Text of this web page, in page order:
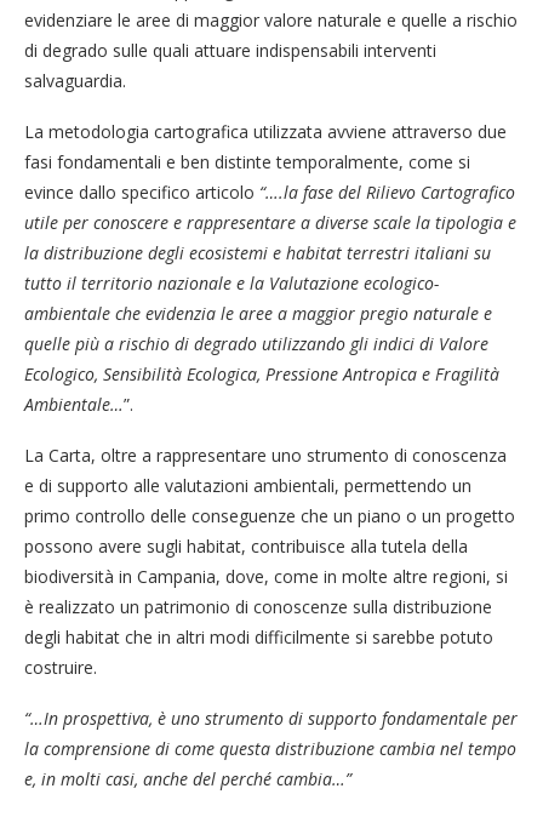
evidenziare le aree di maggior valore naturale e quelle a rischio
di degrado sulle quali attuare indispensabili interventi
salvaguardia.
La metodologia cartografica utilizzata avviene attraverso due
fasi fondamentali e ben distinte temporalmente, come si
evince dallo specifico articolo “….la fase del Rilievo Cartografico
utile per conoscere e rappresentare a diverse scale la tipologia e
la distribuzione degli ecosistemi e habitat terrestri italiani su
tutto il territorio nazionale e la Valutazione ecologico-
ambientale che evidenzia le aree a maggior pregio naturale e
quelle più a rischio di degrado utilizzando gli indici di Valore
Ecologico, Sensibilità Ecologica, Pressione Antropica e Fragilità
Ambientale…”.
La Carta, oltre a rappresentare uno strumento di conoscenza
e di supporto alle valutazioni ambientali, permettendo un
primo controllo delle conseguenze che un piano o un progetto
possono avere sugli habitat, contribuisce alla tutela della
biodiversità in Campania, dove, come in molte altre regioni, si
è realizzato un patrimonio di conoscenze sulla distribuzione
degli habitat che in altri modi difficilmente si sarebbe potuto
costruire.
“…In prospettiva, è uno strumento di supporto fondamentale per
la comprensione di come questa distribuzione cambia nel tempo
e, in molti casi, anche del perché cambia…”